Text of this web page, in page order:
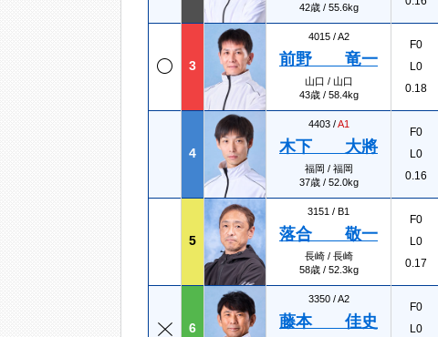
42歳 / 55.6kg
3
4015 /A2
前野 竜一
山口 / 山口
43歳 / 58.4kg
F0
L0
0.18
4
4403 /A1
木下 大將
福岡 / 福岡
37歳 / 52.0kg
F0
L0
0.16
5
3151 / B1
落合 敬一
長崎 / 長崎
58歳 / 52.3kg
F0
L0
0.17
6
3350 /A2
藤本 佳史
F0
L0